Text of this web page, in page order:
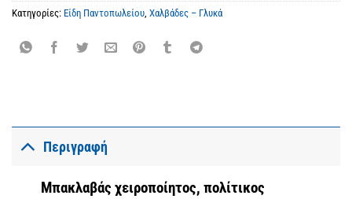
Κατηγορίες: Είδη Παντοπωλείου, Χαλβάδες – Γλυκά
Περιγραφή
Μπακλαβάς χειροποίητος, πολίτικος